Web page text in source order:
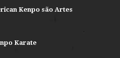
Kenpo são Artes
Karate